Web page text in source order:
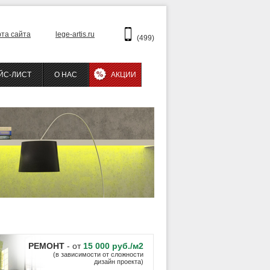
сайта lege-artis.ru (499)
ЛИСТ О НАС АКЦИИ
РЕМОНТ - от 15 000 руб./м2
(в зависимости от сложности
дизайн проекта)